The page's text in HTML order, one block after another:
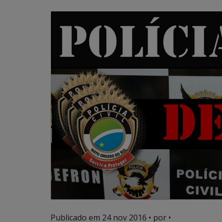
Publicado em 24 nov 2016 • por •